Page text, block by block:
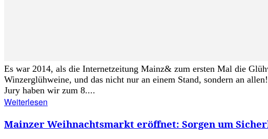
Es war 2014, als die Internetzeitung Mainz& zum ersten Mal die
Winzerglühweine, und das nicht nur an einem Stand, sondern an
Jury haben wir zum 8....
Weiterlesen
Mainzer Weihnachtsmarkt eröffnet: Sorgen um